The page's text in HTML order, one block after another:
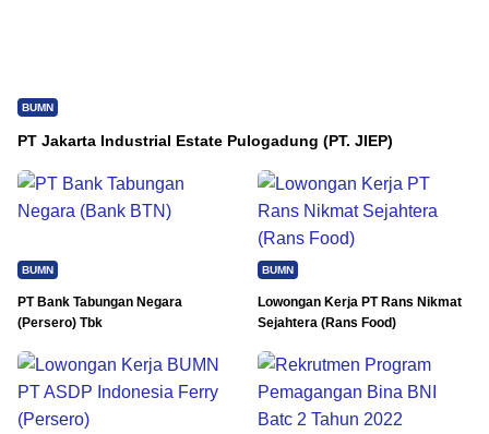
BUMN
PT Jakarta Industrial Estate Pulogadung (PT. JIEP)
BUMN
PT Bank Tabungan Negara
(Persero) Tbk
BUMN
Lowongan Kerja PT Rans Nikmat
Sejahtera (Rans Food)